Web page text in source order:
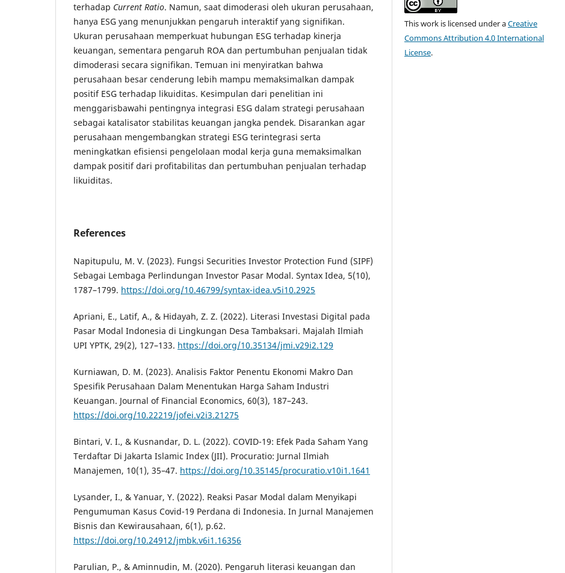
terhadap Current Ratio. Namun, saat dimoderasi oleh ukuran perusahaan,
hanya ESG yang menunjukkan pengaruh interaktif yang signifikan.
Ukuran perusahaan memperkuat hubungan ESG terhadap kinerja
keuangan, sementara pengaruh ROA dan pertumbuhan penjualan tidak
dimoderasi secara signifikan. Temuan ini menyiratkan bahwa
perusahaan besar cenderung lebih mampu memaksimalkan dampak
positif ESG terhadap likuiditas. Kesimpulan dari penelitian ini
menggarisbawahi pentingnya integrasi ESG dalam strategi perusahaan
sebagai katalisator stabilitas keuangan jangka pendek. Disarankan agar
perusahaan mengembangkan strategi ESG terintegrasi serta
meningkatkan efisiensi pengelolaan modal kerja guna memaksimalkan
dampak positif dari profitabilitas dan pertumbuhan penjualan terhadap
likuiditas.
References
Napitupulu, M. V. (2023). Fungsi Securities Investor Protection Fund (SIPF)
Sebagai Lembaga Perlindungan Investor Pasar Modal. Syntax Idea, 5(10),
1787–1799. https://doi.org/10.46799/syntax-idea.v5i10.2925
Apriani, E., Latif, A., & Hidayah, Z. Z. (2022). Literasi Investasi Digital pada
Pasar Modal Indonesia di Lingkungan Desa Tambaksari. Majalah Ilmiah
UPI YPTK, 29(2), 127–133. https://doi.org/10.35134/jmi.v29i2.129
Kurniawan, D. M. (2023). Analisis Faktor Penentu Ekonomi Makro Dan
Spesifik Perusahaan Dalam Menentukan Harga Saham Industri
Keuangan. Journal of Financial Economics, 60(3), 187–243.
https://doi.org/10.22219/jofei.v2i3.21275
Bintari, V. I., & Kusnandar, D. L. (2022). COVID-19: Efek Pada Saham Yang
Terdaftar Di Jakarta Islamic Index (JII). Procuratio: Jurnal Ilmiah
Manajemen, 10(1), 35–47. https://doi.org/10.35145/procuratio.v10i1.1641
Lysander, I., & Yanuar, Y. (2022). Reaksi Pasar Modal dalam Menyikapi
Pengumuman Kasus Covid-19 Perdana di Indonesia. In Jurnal Manajemen
Bisnis dan Kewirausahaan, 6(1), p.62.
https://doi.org/10.24912/jmbk.v6i1.16356
Parulian, P., & Aminnudin, M. (2020). Pengaruh literasi keuangan dan
This work is licensed under aCreative
Commons Attribution 4.0 International
License.